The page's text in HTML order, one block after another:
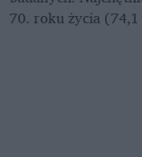
70. roku życia